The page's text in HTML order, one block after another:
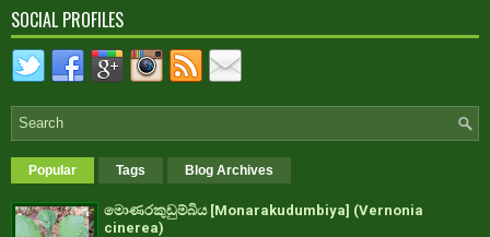
SOCIAL PROFILES
Popular Tags Blog Archives
මොණරකුඩුම්බිය [Monarakudumbiya] (Vernonia
cinerea)